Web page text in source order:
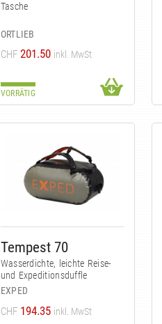
Tasche
ORTLIEB
CHF 201.50 inkl. MwSt
VORRÄTIG
Tempest 70
Wasserdichte, leichte Reise-
und Expeditionsduffle
EXPED
CHF 194.35 inkl. MwSt